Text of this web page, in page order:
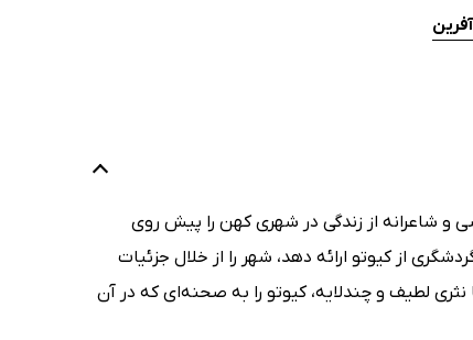
و شاعرانه از زندگی در شهری کهن را پیش روی
از کیوتو ارائه دهد، شهر را از خلال جزئیات
لطیف و چندلایه، کیوتو را به صحنه‌ای که در آن